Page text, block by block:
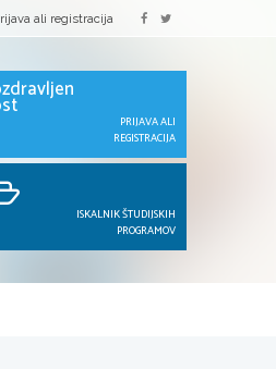
ali registracija
PRIJAVA ALI
REGISTRACIJA
ISKALNIK ŠTUDIJSKIH
PROGRAMOV